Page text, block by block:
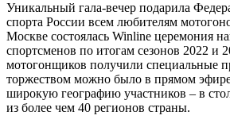
Уникальный гала-вечер подарила
спорта России всем любителям
Москве состоялась Winline церемония
спортсменов по итогам сезонов 2022 и
мотогонщиков получили специальные
торжеством можно было в прямом
широкую географию участников – в
из более чем 40 регионов страны.